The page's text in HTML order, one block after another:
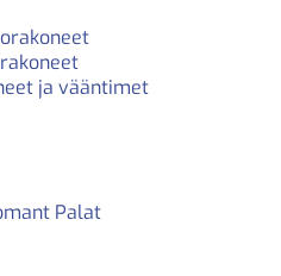
ja vääntimet
Palat